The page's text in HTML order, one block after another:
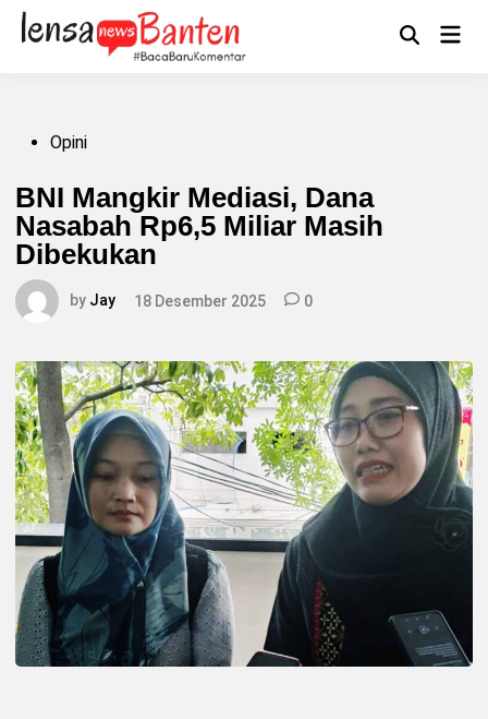
Skip
content
OpenMain
Posted
Opini
BNI Mangkir Mediasi, Dana
Nasabah Rp6,5 Miliar Masih
Dibekukan
by Jay 18 Desember 2025 0